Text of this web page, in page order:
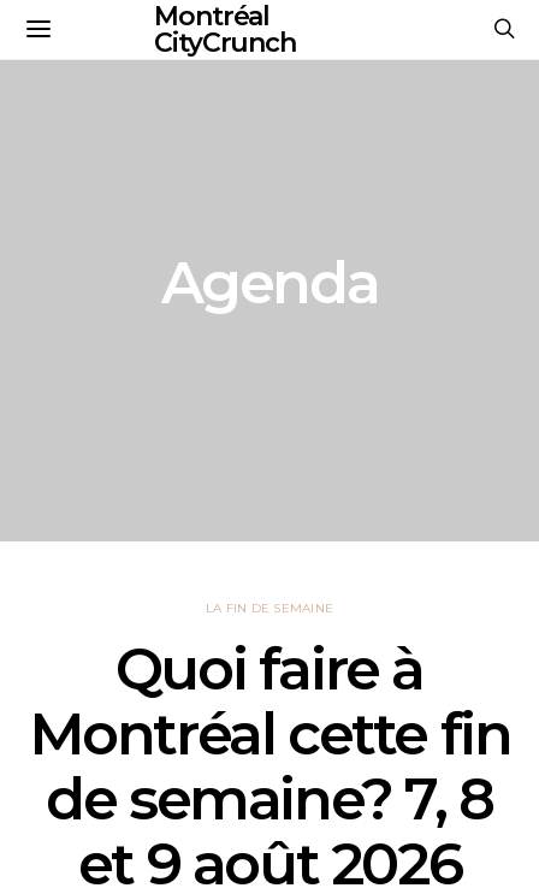
Montréal
CityCrunch
Agenda
LA FIN DE SEMAINE
Quoi faire à
Montréal cette fin
de semaine? 7, 8
et 9 août 2026